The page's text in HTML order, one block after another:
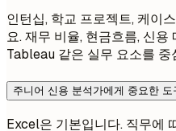
인턴십, 학교 프로젝트, 케이
요. 재무 비율, 현금흐름, 신
Tableau 같은 실무 요소를
주니어 신용 분석가에게 중요한
Excel은 기본입니다. 직무에